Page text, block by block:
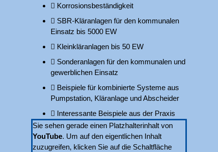
Korrosionsbeständigkeit
SBR-Kläranlagen für den kommunalen
Einsatz bis 5000 EW
Kleinkläranlagen bis 50 EW
Sonderanlagen für den kommunalen und
gewerblichen Einsatz
Beispiele für kombinierte Systeme aus
Pumpstation, Kläranlage und Abscheider
Interessante Beispiele aus der Praxis
Sie sehen gerade einen Platzhalterinhalt von
YouTube. Um auf den eigentlichen Inhalt
zuzugreifen, klicken Sie auf die Schaltfläche